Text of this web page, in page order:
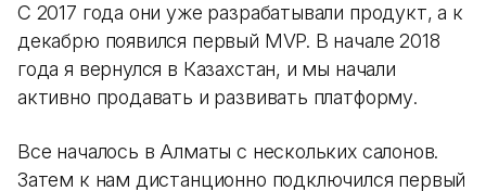
С 2017 года они уже разрабатывали продукт, а к
декабрю появился первый MVP. В начале 2018
года я вернулся в Казахстан, и мы начали
активно продавать и развивать платформу.
Все началось в Алматы с нескольких салонов.
Затем к нам дистанционно подключился первый